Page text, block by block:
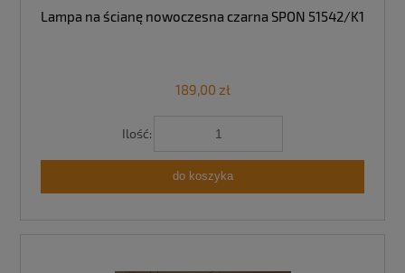
Lampa na ścianę nowoczesna czarna SPON 51542/K1
189,00 zł
Ilość:
do koszyka